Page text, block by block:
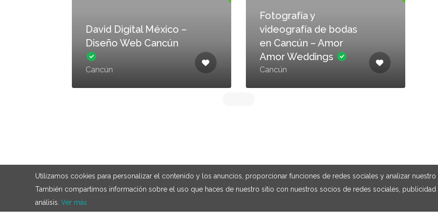
David Digital México –
Diseño Web Cancún
Cancún
Fotografía y
videografía de bodas
en Cancún – Amor
Amor Weddings
Cancún
Utilizamos cookies para personalizar el contenido y los anuncios, proporcionar funciones de redes sociales y analizar nuestro
También compartimos información sobre el uso que haces de nuestro sitio con nuestros socios de redes sociales, publicidad
análisis. Ver más